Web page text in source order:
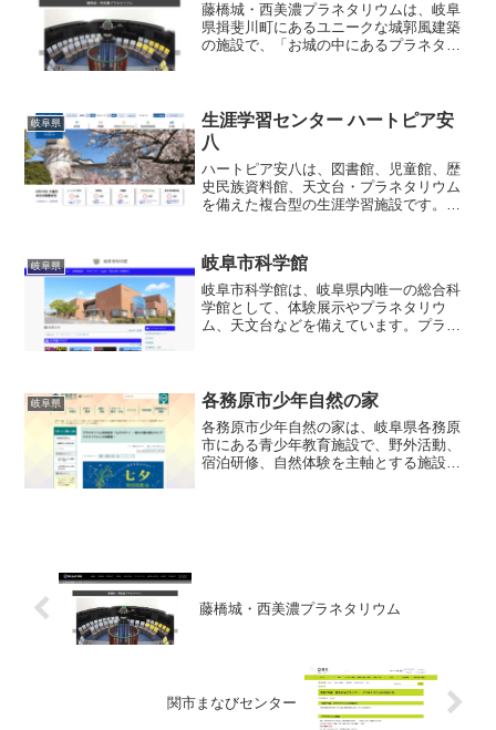
藤橋城・西美濃プラネタリウムは、岐阜
県揖斐川町にあるユニークな城郭風建築
の施設で、「お城の中にあるプラネタリ
歴史・民俗展示、4階...
岐阜県
生涯学習センター ハートピア安
八
ハートピア安八は、図書館、児童館、歴
史民族資料館、天文台・プラネタリウム
を備えた複合型の生涯学習施設です。プ
設で、広さは抑えつつも親密な鑑賞体験
に向いた構成となって...
岐阜県 岐阜市科学館
岐阜市科学館は、岐阜県内唯一の総合科
学館として、体験展示やプラネタリウ
ム、天文台などを備えています。プラネ
「Infinium 2...
岐阜県 各務原市少年自然の家
各務原市少年自然の家は、岐阜県各務原
市にある青少年教育施設で、野外活動、
宿泊研修、自然体験を主軸とする施設で
藤橋城・西美濃プラネタリウム
関市まなびセンター